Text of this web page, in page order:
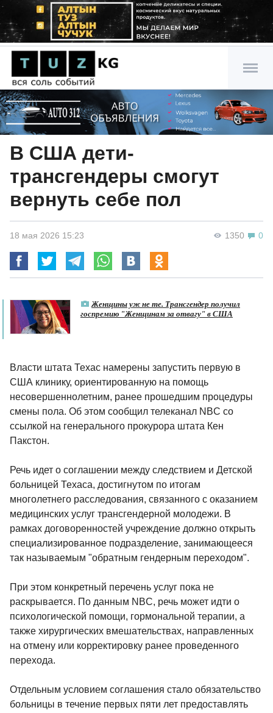
В США дети-
трансгендеры смогут
вернуть себе пол
1350 0
18 мая 2026 15:23
Женщины уж не те. Трансгендер получил
госпремию "Женщинам за отвагу" в США
Власти штата Техас намерены запустить первую в
США клинику, ориентированную на помощь
несовершеннолетним, ранее прошедшим процедуры
смены пола. Об этом сообщил телеканал NBC со
ссылкой на генерального прокурора штата Кен
Пакстон.
Речь идет о соглашении между следствием и Детской
больницей Техаса, достигнутом по итогам
многолетнего расследования, связанного с оказанием
медицинских услуг трансгендерной молодежи. В
рамках договоренностей учреждение должно открыть
специализированное подразделение, занимающееся
так называемым "обратным гендерным переходом".
При этом конкретный перечень услуг пока не
раскрывается. По данным NBC, речь может идти о
психологической помощи, гормональной терапии, а
также хирургических вмешательствах, направленных
на отмену или корректировку ранее проведенного
перехода.
Отдельным условием соглашения стало обязательство
больницы в течение первых пяти лет предоставлять